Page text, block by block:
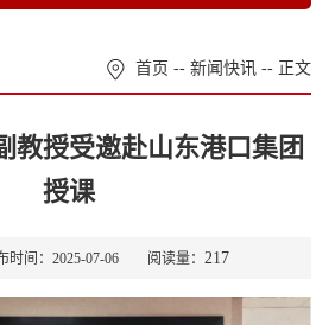
首页 -- 新闻快讯 -- 正文
教授受邀赴山东港口集团
授课
间：2025-07-06 阅读量： 217